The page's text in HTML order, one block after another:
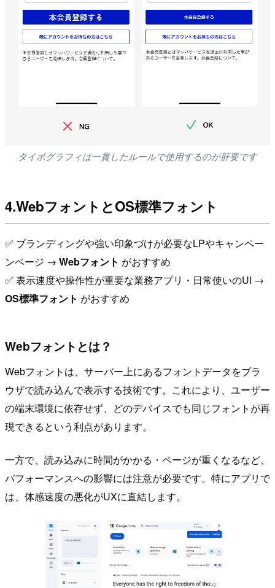
タイポグラフィは一貫したルールで使用するのが肝要です
4.WebフォントとOS標準フォント
✅️ ブランディングや強い印象づけが必要なLPやキャンペー
ンページ → Webフォント がおすすめ
✅️ 表示速度や操作性が重要な業務アプリ・日常使いのUI →
OS標準フォント がおすすめ
Webフォントとは？
Webフォントは、サーバー上にあるフォントデータをブラ
ウザで読み込んで表示する技術です。これにより、ユーザー
の端末環境に依存せず、どのデバイスでも同じフォントが再
現できるという利点があります。
一方で、読み込みに時間がかかる・ページが重くなるなど、
パフォーマンスへの影響には注意が必要です。特にアプリで
は、体感速度の悪化がUXに直結します。